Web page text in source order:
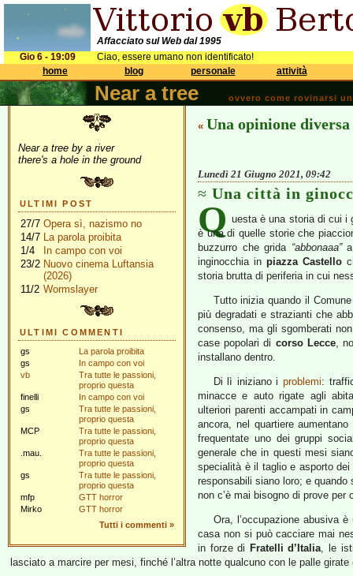
Affacciato sul Web dal 1995
Gio 6 - 19:09
Ciao, essere umano non identificato!
home
blog personale attività
Near a tree ovvero come rovinarsi
Near a tree by a river
there's a hole in the ground
ULTIMI POST
27/7 Opera sì, nazismo no
14/7 La parola proibita
1/4
In campo con voi
23/2 Nuovo cinema Luftansia
(2026)
11/2 Wormslayer
ULTIMI COMMENTI
gs
La parola proibita
gs
In campo con voi
vb
Tra tutte le passioni,
proprio questa
finelli
In campo con voi
gs
Tra tutte le passioni,
proprio questa
MCP
Tra tutte le passioni,
proprio questa
.mau.
Tra tutte le passioni,
proprio questa
gs
Tra tutte le passioni,
proprio questa
mfp
GTT horror
Mirko
GTT horror
Tutti i commenti »
« Una opinione
Lunedì 21 Giugno 2021, 09:42
Una città in
Q uesta è una storia di cui i
è una di quelle storie che
buzzurro che grida “abbonaaa”a
inginocchia inpiazza Castello
storia brutta di periferia in cui
Tutto inizia quando il
più degradati e strazianti che
consenso, ma gli sgomberati
case popolari di corso Lecce,
installano dentro.
Di lì iniziano i problemi:
minacce e auto rigate agli
ulteriori parenti accampati in
ancora, nel quartiere
frequentate uno dei gruppi
generale che in questi mesi
specialità è il taglio e asporto
responsabili siano loro; e
non c’è mai bisogno di prove per
Ora, l’occupazione abusiva
casa non si può cacciare mai
in forze di Fratelli d’Italia, le
lasciato a marcire per mesi, finché l’altra notte qualcuno con le palle girate